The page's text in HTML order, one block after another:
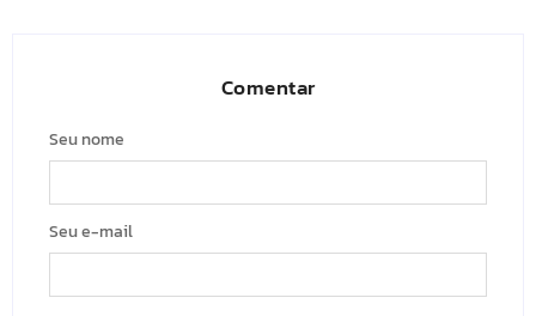
Comentar
Seu nome
Seu e-mail